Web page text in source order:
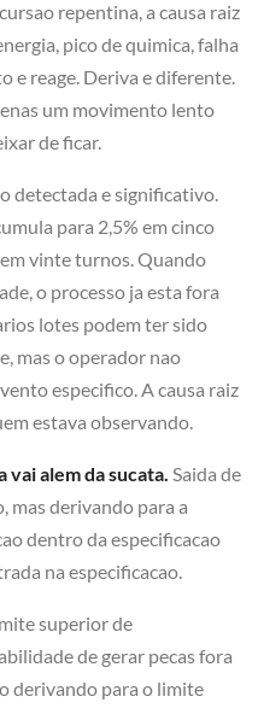
repentina, a causa raiz
pico de quimica, falha
e reage. Deriva e diferente.
um movimento lento
de ficar.
detectada e significativo.
para 2,5% em cinco
vinte turnos. Quando
o processo ja esta fora
lotes podem ter sido
mas o operador nao
especifico. A causa raiz
estava observando.
alem da sucata. Saida de
mas derivando para a
dentro da especificacao
na especificacao.
superior de
de gerar pecas fora
derivando para o limite